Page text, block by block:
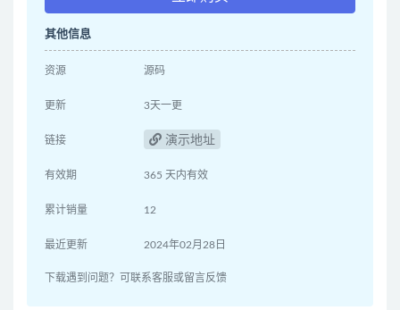
其他信息
资源 源码
更新 3天一更
链接 演示地址
有效期 365 天内有效
累计销量 12
最近更新 2024年02月28日
下载遇到问题？可联系客服或留言反馈